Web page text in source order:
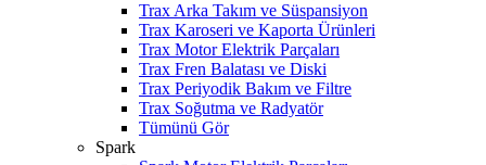
Trax Arka Takım ve Süspansiyon
Trax Karoseri ve Kaporta Ürünleri
Trax Motor Elektrik Parçaları
Trax Fren Balatası ve Diski
Trax Periyodik Bakım ve Filtre
Trax Soğutma ve Radyatör
Tümünü Gör
Spark